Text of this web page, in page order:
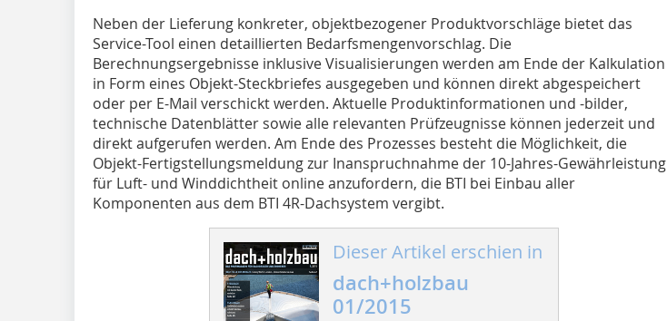
Neben der Lieferung konkreter, objektbezogener Produktvorschläge bietet das
Service-Tool einen detaillierten Bedarfsmengenvorschlag. Die
Berechnungsergebnisse inklusive Visualisierungen werden am Ende der Kalkulation
in Form eines Objekt-Steckbriefes ausgegeben und können direkt abgespeichert
oder per E-Mail verschickt werden. Aktuelle Produktinformationen und -bilder,
technische Datenblätter sowie alle relevanten Prüfzeugnisse können jederzeit und
direkt aufgerufen werden. Am Ende des Prozesses besteht die Möglichkeit, die
Objekt-Fertigstellungsmeldung zur Inanspruchnahme der 10-Jahres-Gewährleistung
für Luft- und Winddichtheit online anzufordern, die BTI bei Einbau aller
Komponenten aus dem BTI 4R-Dachsystem vergibt.
Dieser Artikel erschien in
dach+holzbau
01/2015